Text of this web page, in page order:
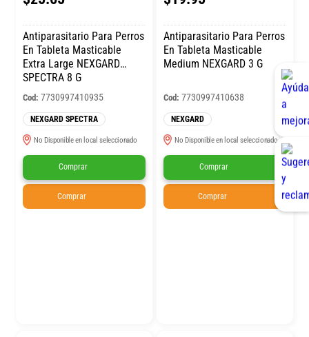
Antiparasitario Para Perros
En Tableta Masticable
Extra Large NEXGARD
SPECTRA 8 G
Cod: 7730997410935
NEXGARD SPECTRA
No Disponible en local seleccionado
Comprar
Comprar
Antiparasitario Para Perros
En Tableta Masticable
Medium NEXGARD 3 G
Cod: 7730997410638
NEXGARD
No Disponible en local seleccionado
Comprar
Comprar